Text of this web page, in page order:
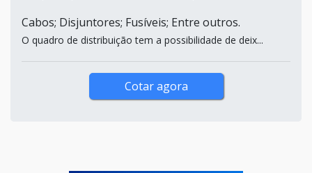
Cabos; Disjuntores; Fusíveis; Entre outros.
O quadro de distribuição tem a possibilidade de deix...
Cotar agora